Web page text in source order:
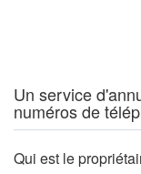
Un service
numéros de
Qui est le